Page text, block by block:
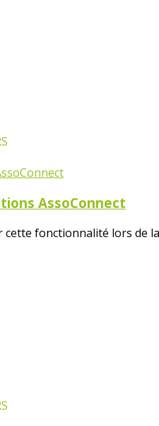
AssoConnect
fonctionnalité lors de